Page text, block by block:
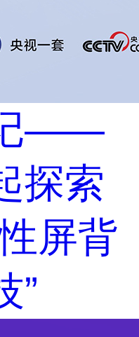
——
探索
屏背
”